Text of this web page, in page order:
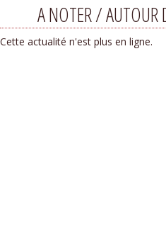
A NOTER / AUTOUR
Cette actualité n'est plus en ligne.